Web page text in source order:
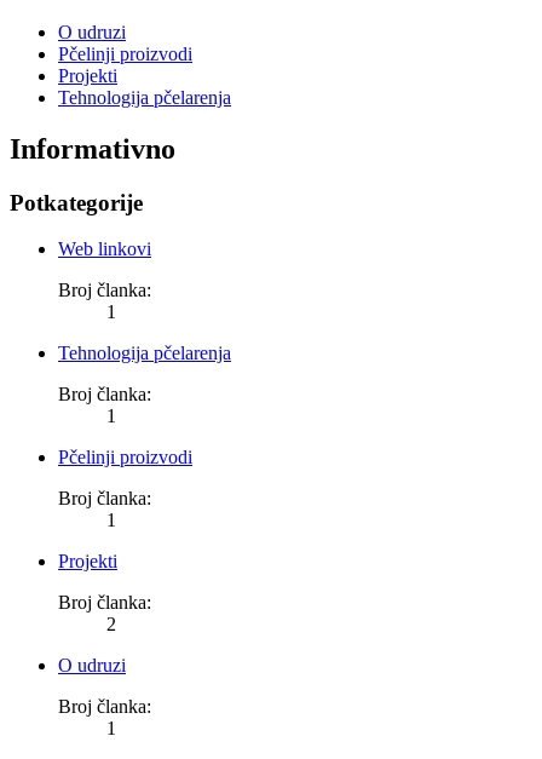
O udruzi
Pčelinji proizvodi
Projekti
Tehnologija pčelarenja
Informativno
Potkategorije
Web linkovi
Broj članka:
1
Tehnologija pčelarenja
Broj članka:
1
Pčelinji proizvodi
Broj članka:
1
Projekti
Broj članka:
2
O udruzi
Broj članka:
1